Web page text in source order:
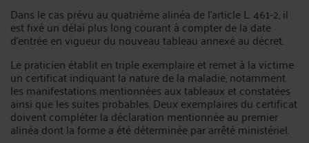
Dans le cas prévu au quatrième alinéa de l'article L. 461-2, il
est fixé un délai plus long courant à compter de la date
d'entrée en vigueur du nouveau tableau annexé au décret.
Le praticien établit en triple exemplaire et remet à la victime
un certificat indiquant la nature de la maladie, notamment
les manifestations mentionnées aux tableaux et constatées
ainsi que les suites probables. Deux exemplaires du certificat
doivent compléter la déclaration mentionnée au premier
alinéa dont la forme a été déterminée par arrêté ministériel.